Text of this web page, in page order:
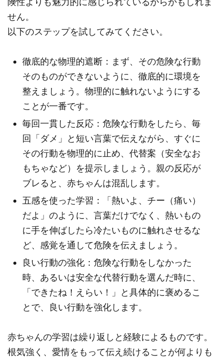
せん。
以下のステップを試してみてください。
徹底的な物理的遮断：まず、その危険な行動
そのものができないように、徹底的に環境を
整えましょう。物理的に触れないようにする
ことが一番です。
毎回一貫した反応：危険な行動をしたら、毎
回「ダメ」と短い言葉で伝えながら、すぐに
その行動を物理的に止め、代替案（安全なお
もちゃなど）を提示しましょう。親の反応が
ブレると、赤ちゃんは混乱します。
五感を使った学習：「熱いよ、チー（痛い）
だよ」のように、言葉だけでなく、熱いもの
に手を伸ばしたら冷たいものに触れさせるな
ど、感覚を通して危険を伝えましょう。
良い行動の強化：危険な行動をしなかった
時、あるいは安全な代替行動を選んだ時に、
「できたね！えらい！」と具体的に褒めるこ
とで、良い行動を強化します。
赤ちゃんの学習は繰り返しと経験によるものです。
根気強く、愛情をもって伝え続けることが何よりも